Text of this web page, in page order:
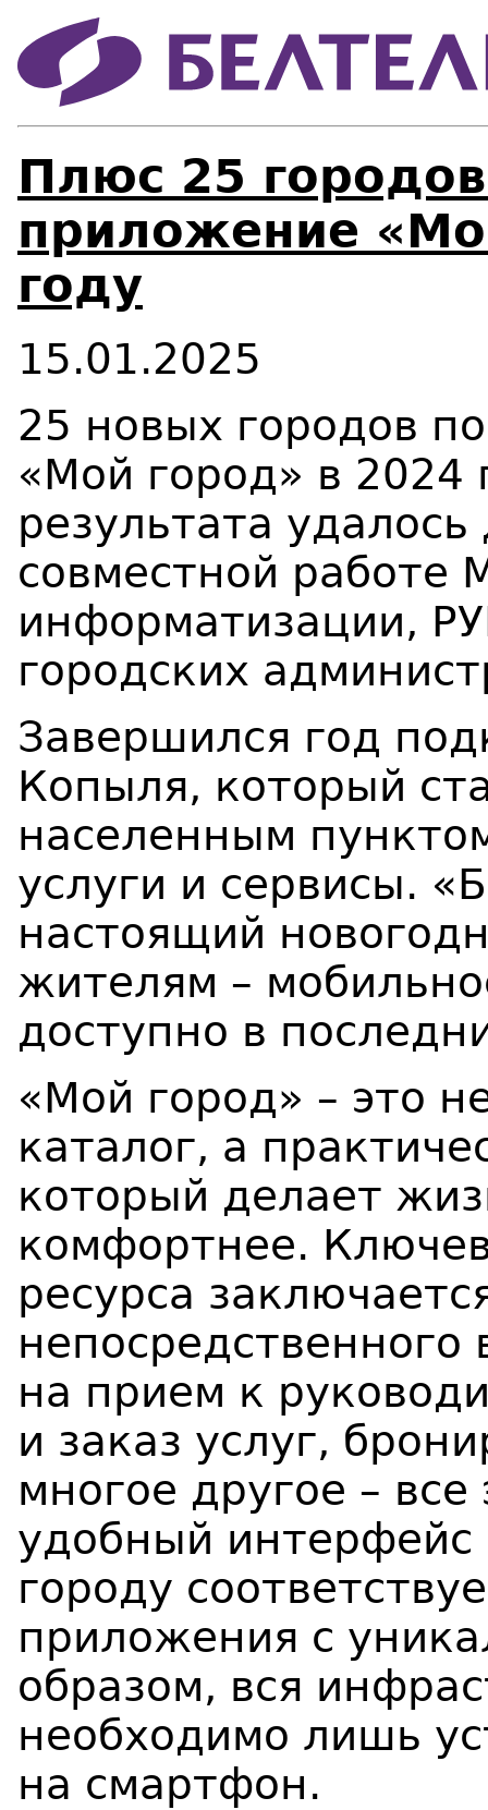
Плюс 25
приложение
году
15.01.2025
25 новых городов
«Мой город» в 2024
результата
совместной работе
информатизации,
городских
Завершился год
Копыля, который
населенным
услуги и сервисы.
настоящий
жителям –
доступно в
«Мой город» – это
каталог, а
который делает
комфортнее.
ресурса
непосредственного
на прием к
и заказ услуг,
многое другое –
удобный
городу
приложения с
образом, вся
необходимо лишь
на смартфон.